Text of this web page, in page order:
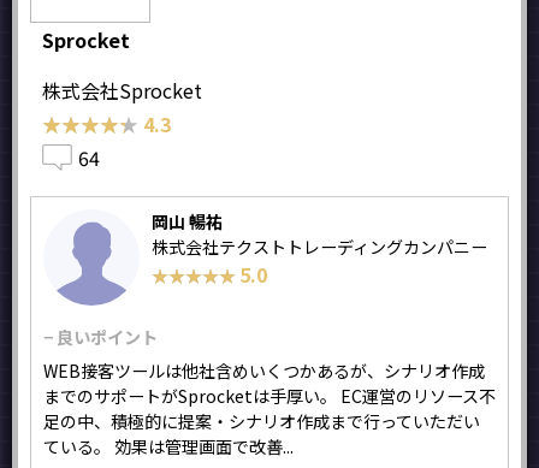
Sprocket
株式会社Sprocket
★★★★★
★★★★★ 4.3
64
岡山 暢祐
株式会社テクストトレーディングカンパニー
★★★★★
★★★★★ 5.0
− 良いポイント
WEB接客ツールは他社含めいくつかあるが、シナリオ作成
までのサポートがSprocketは手厚い。 EC運営のリソース不
足の中、積極的に提案・シナリオ作成まで行っていただい
ている。 効果は管理画面で改善...